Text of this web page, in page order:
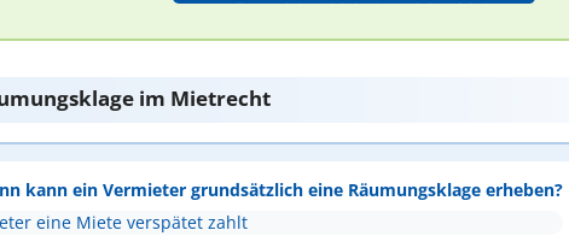
im Mietrecht
kann ein Vermieter grundsätzlich eine Räumungsklage erheben?
eine Miete verspätet zahlt